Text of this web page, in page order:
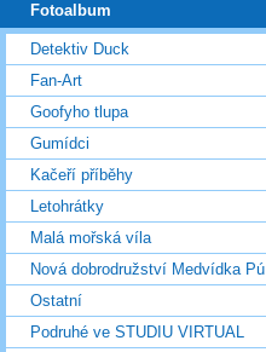
Fotoalbum
Detektiv Duck
Fan-Art
Goofyho tlupa
Gumídci
Kačeří příběhy
Letohrátky
Malá mořská víla
Nová dobrodružství Medvídka Pú
Ostatní
Podruhé ve STUDIU VIRTUAL